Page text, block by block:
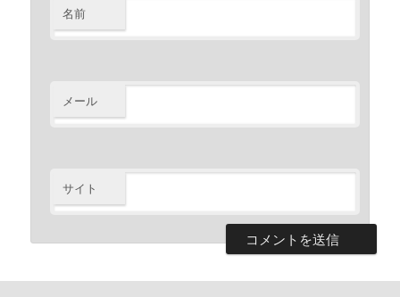
名前
メール
サイト